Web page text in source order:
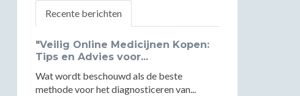
Recente berichten
"Veilig Online Medicijnen Kopen:
Tips en Advies voor...
Wat wordt beschouwd als de beste
methode voor het diagnosticeren van...